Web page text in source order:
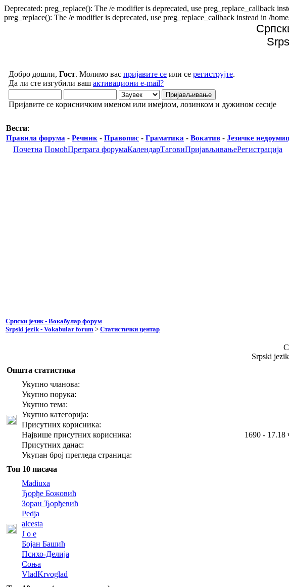
Deprecated: preg_replace(): The /e modifier is deprecated, use preg_replace_callback
preg_replace(): The /e modifier is deprecated, use preg_replace_callback instead in /
Добро дошли, Гост. Молимо вас пријавите се или се региструјте.
Да ли сте изгубили ваш активациони e-mail?
Пријавите се корисничким именом или имејлом, лозинком и дужином сесије
Вести:
Правила форума - Речник - Правопис - Граматика - Вокатив - Језичке
Почетна ПомоћПретрага форумаКалендарТаговиПријављивањеРегистрација
Српски језик - Вокабулар форум
Srpski jezik - Vokabular forum > Статистички центар
Srpski
Општа статистика
Укупно чланова:
Укупно порука:
Укупно тема:
Укупно категорија:
Присутних корисника:
Највише присутних корисника:
1690 - 17.18
Присутних данас:
Укупан број прегледа страница:
Топ 10 писача
Madiuxa
Ђорђе Божовић
Зоран Ђорђевић
Pedja
alcesta
J o e
Бојан Башић
Психо-Делија
Соња
VladKrvoglad